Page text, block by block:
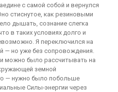
с самой собой и вернулся
стиснутое, как резиновыми
дышать, сознание слегка
в таких условиях долго и
Я переключился на
— но уже без сопровождения.
можно было рассчитывать на
земной
— нужно было побольше
Силы-энергии через